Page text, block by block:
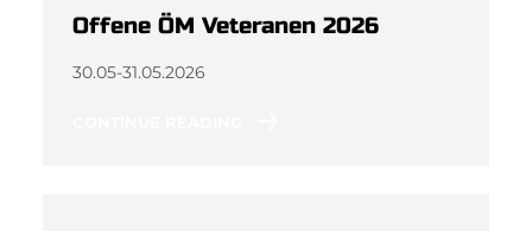
Offene ÖM Veteranen 2026
30.05-31.05.2026